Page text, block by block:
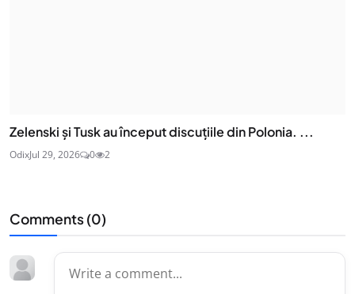
Zelenski și Tusk au început discuțiile din Polonia. ...
OdixJul 29, 2026 0 2
Comments (0)